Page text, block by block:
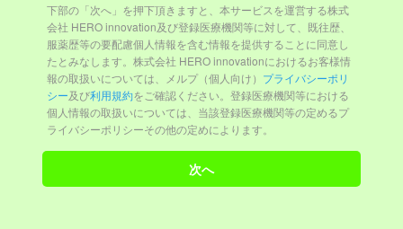
下部の「次へ」を押下頂きますと、本サービスを運営する株式
会社 HERO innovation及び登録医療機関等に対して、既往歴、
服薬歴等の要配慮個人情報を含む情報を提供することに同意し
たとみなします。株式会社 HERO innovationにおけるお客様情
報の取扱いについては、メルプ（個人向け） プライバシーポリ
シー及び利用規約をご確認ください。登録医療機関等における
個人情報の取扱いについては、当該登録医療機関等の定めるプ
ライバシーポリシーその他の定めによります。